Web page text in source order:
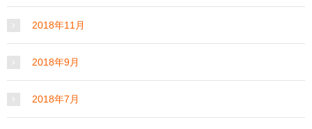
2018年11月
2018年9月
2018年7月